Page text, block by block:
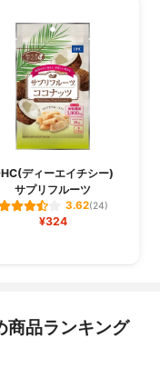
ディーエイチシー)
サプリフルーツ
3.62(24)
¥324
商品ランキング